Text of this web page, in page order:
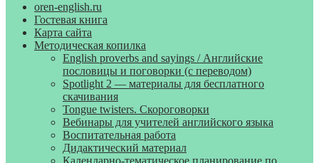
oren-english.ru
Гостевая книга
Карта сайта
Методическая копилка
English proverbs and sayings / Английские
пословицы и поговорки (с переводом)
Spotlight 2 — материалы для бесплатного
скачивания
Tongue twisters. Скороговорки
Вебинары для учителей английского языка
Воспитательная работа
Дидактический материал